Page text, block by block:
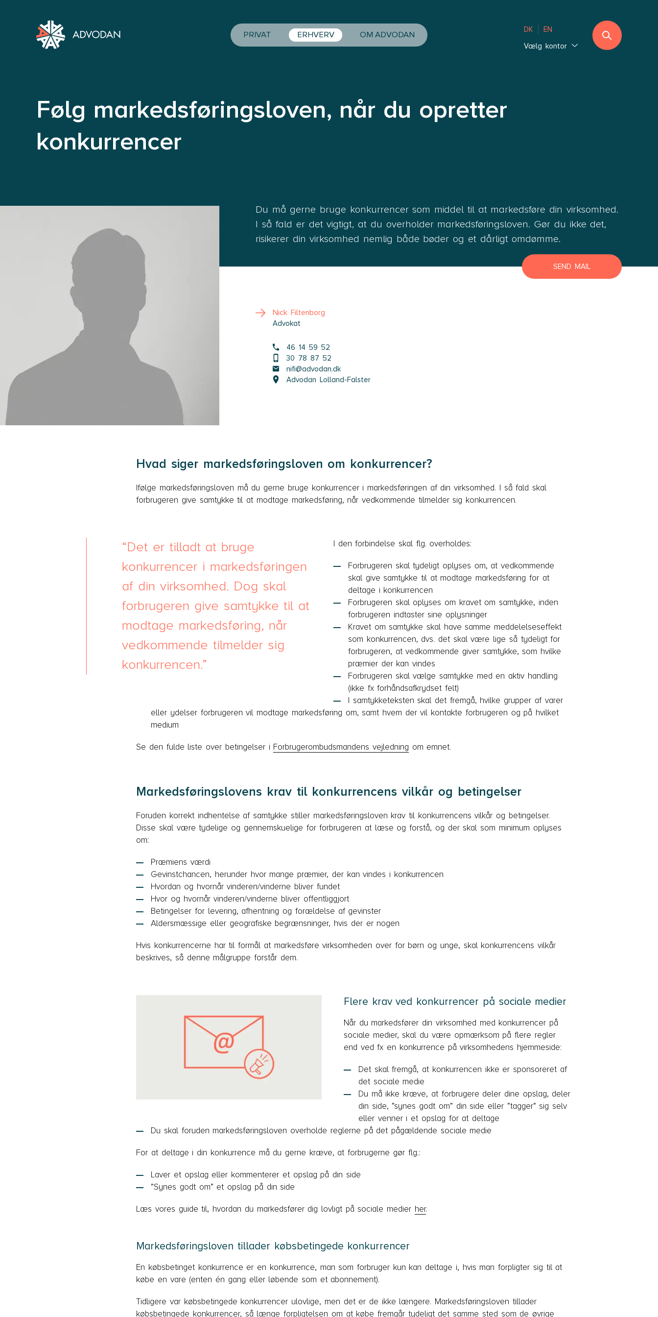
DK
EN
Vælg kontor
Thisted
Lolland-Falster
Lyngby Helsingør
Næstved
PRIVAT ERHVERV OM ADVODAN
Følg markedsføringsloven, når du opretter
konkurrencer
Du må gerne bruge konkurrencer som middel til at markedsføre din virksomhed.
I så fald er det vigtigt, at du overholder markedsføringsloven. Gør du ikke det,
risikerer din virksomhed nemlig både bøder og et dårligt omdømme.
SEND MAIL
Nick Filtenborg
Advokat
46 14 59 52
30 78 87 52
nifi@advodan.dk
Advodan Lolland-Falster
Hvad siger markedsføringsloven om konkurrencer?
Ifølge markedsføringsloven må du gerne bruge konkurrencer i markedsføringen af din virksomhed. I så fald skal
forbrugeren give samtykke til at modtage markedsføring, når vedkommende tilmelder sig konkurrencen.
Det er tilladt at bruge
konkurrencer i markedsføringen
af din virksomhed. Dog skal
forbrugeren give samtykke til at
modtage markedsføring, når
vedkommende tilmelder sig
konkurrencen.
I den forbindelse skal flg. overholdes:
Forbrugeren skal tydeligt oplyses om, at vedkommende
skal give samtykke til at modtage markedsføring for at
deltage i konkurrencen
Forbrugeren skal oplyses om kravet om samtykke, inden
forbrugeren indtaster sine oplysninger
Kravet om samtykke skal have samme meddelelseseffekt
som konkurrencen, dvs. det skal være lige så tydeligt for
forbrugeren, at vedkommende giver samtykke, som hvilke
præmier der kan vindes
Forbrugeren skal vælge samtykke med en aktiv handling
(ikke fx forhåndsafkrydset felt)
I samtykketeksten skal det fremgå, hvilke grupper af varer
eller ydelser forbrugeren vil modtage markedsføring om, samt hvem der vil kontakte forbrugeren og på hvilket
medium
Se den fulde liste over betingelser i Forbrugerombudsmandens vejledning om emnet.
Markedsføringslovens krav til konkurrencens vilkår og betingelser
Foruden korrekt indhentelse af samtykke stiller markedsføringsloven krav til konkurrencens vilkår og betingelser.
Disse skal være tydelige og gennemskuelige for forbrugeren at læse og forstå, og der skal som minimum oplyses
om:
Præmiens værdi
Gevinstchancen, herunder hvor mange præmier, der kan vindes i konkurrencen
Hvordan og hvornår vinderen/vinderne bliver fundet
Hvor og hvornår vinderen/vinderne bliver offentliggjort
Betingelser for levering, afhentning og forældelse af gevinster
Aldersmæssige eller geografiske begrænsninger, hvis der er nogen
Hvis konkurrencerne har til formål at markedsføre virksomheden over for børn og unge, skal konkurrencens vilkår
beskrives, så denne målgruppe forstår dem.
Flere krav ved konkurrencer på sociale medier
Når du markedsfører din virksomhed med konkurrencer på
sociale medier, skal du være opmærksom på flere regler
end ved fx en konkurrence på virksomhedens hjemmeside:
Det skal fremgå, at konkurrencen ikke er sponsoreret af
det sociale medie
Du må ikke kræve, at forbrugere deler dine opslag, deler
din side, ”synes godt om” din side eller ”tagger” sig selv
eller venner i et opslag for at deltage
Du skal foruden markedsføringsloven overholde reglerne på det pågældende sociale medie
For at deltage i din konkurrence må du gerne kræve, at forbrugerne gør flg.:
Laver et opslag eller kommenterer et opslag på din side
”Synes godt om” et opslag på din side
Læs vores guide til, hvordan du markedsfører dig lovligt på sociale medier her.
Markedsføringsloven tillader købsbetingede konkurrencer
En købsbetinget konkurrence er en konkurrence, man som forbruger kun kan deltage i, hvis man forpligter sig til at
købe en vare (enten én gang eller løbende som et abonnement).
Tidligere var købsbetingede konkurrencer ulovlige, men det er de ikke længere. Markedsføringsloven tillader
købsbetingede konkurrencer, så længe forpligtelsen om at købe fremgår tydeligt det samme sted som de øvrige